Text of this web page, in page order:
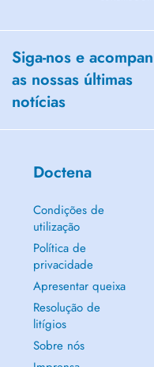
Siga-nos e
as nossas últimas
notícias
Doctena
Condições de
utilização
Política de
privacidade
Apresentar queixa
Resolução de
litígios
Sobre nós